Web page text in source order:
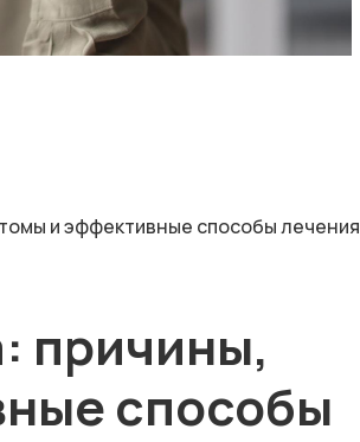
и эффективные способы лечения
причины,
способы